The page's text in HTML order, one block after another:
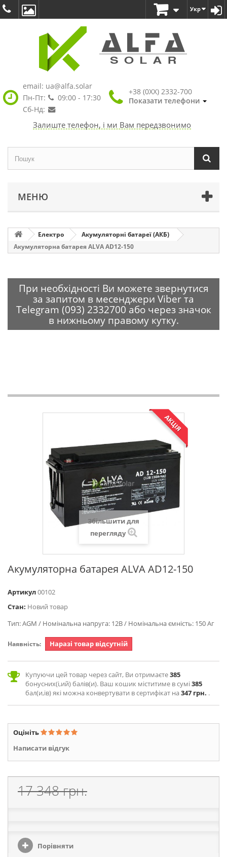
Укр
email: ua@alfa.solar
Пн-Пт:
09:00 - 17:30
Сб-Нд:
+38 (0XX) 2332-700
Показати телефони
Залиште телефон, і ми Вам передзвонимо
МЕНЮ
Електро
Акумуляторні батареї (АКБ)
Акумуляторна батарея ALVA AD12-150
При необхідності Ви можете звернутися
за запитом в месенджери Viber та
Telegram (093) 2332700 або через значок
в нижньому правому кутку.
АКЦІЯ
Збільшити для
перегляду
Акумуляторна батарея ALVA AD12-150
Артикул00102
Стан: Новий товар
Тип: AGM / Номінальна напруга: 12В / Номінальна ємність: 150 Аг
Наявність: Наразі товар відсутній
Купуючи цей товар через сайт, Ви отримаєте385
бонусних(і,ий) балів(и). Ваш кошик міститиме в сумі385
бал(и,ів) які можна конвертувати в сертифікат на347 грн. .
Оцініть
Написати відгук
17 348 грн.
Порівняти